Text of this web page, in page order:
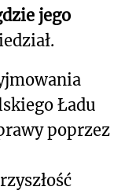
jego
Ładu
poprzez